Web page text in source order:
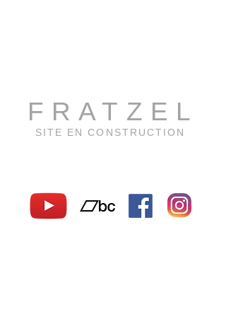
FRATZEL
SITE EN CONSTRUCTION